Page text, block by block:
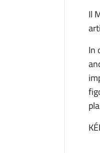
Il
In